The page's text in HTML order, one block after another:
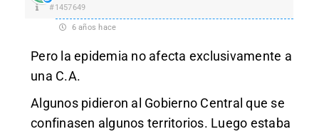
#1457649
6 años hace
Pero la epidemia no afecta exclusivamente a
una C.A.
Algunos pidieron al Gobierno Central que se
confinasen algunos territorios. Luego estaba